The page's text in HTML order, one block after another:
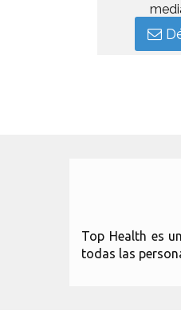
Top Health es
todas las